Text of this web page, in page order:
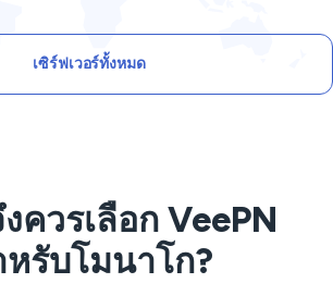
เซิร์ฟเวอร์ทั้งหมด
ควรเลือก VeePN
หรับโมนาโก?